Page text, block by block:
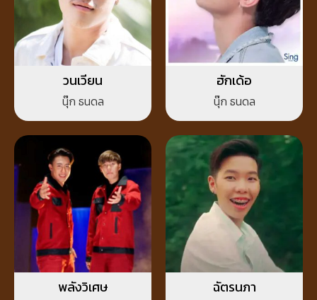
วนเวียน
นุ๊ก ธนดล
ฮักเด้อ
นุ๊ก ธนดล
พลังวิเศษ ฉัตรนภา